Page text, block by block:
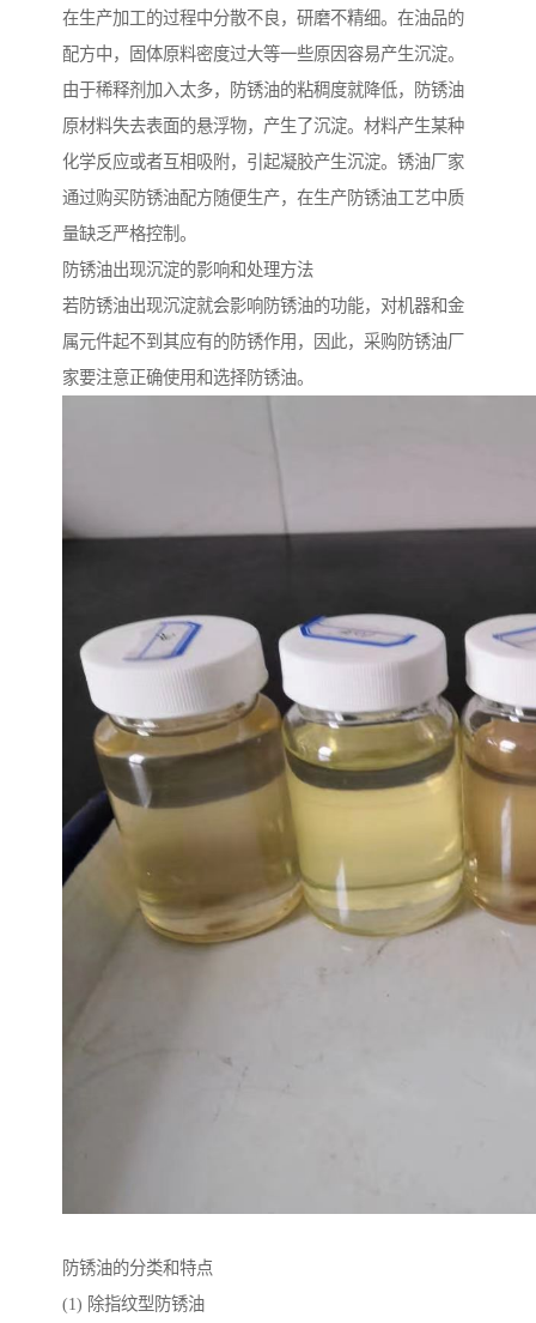
在生产加工的过程中分散不良，研磨不精细。在油品的
配方中，固体原料密度过大等一些原因容易产生沉淀。
由于稀释剂加入太多，防锈油的粘稠度就降低，防锈油
原材料失去表面的悬浮物，产生了沉淀。材料产生某种
化学反应或者互相吸附，引起凝胶产生沉淀。锈油厂家
通过购买防锈油配方随便生产，在生产防锈油工艺中质
量缺乏严格控制。
防锈油出现沉淀的影响和处理方法
若防锈油出现沉淀就会影响防锈油的功能，对机器和金
属元件起不到其应有的防锈作用，因此，采购防锈油厂
家要注意正确使用和选择防锈油。
防锈油的分类和特点
(1) 除指纹型防锈油